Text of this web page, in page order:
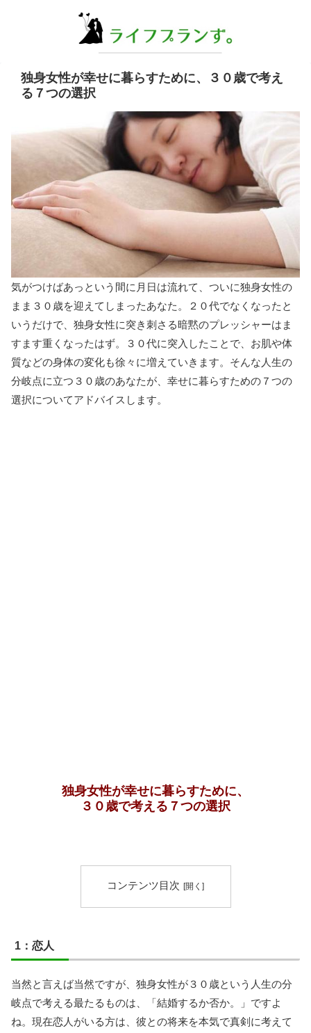
独身女性が幸せに暮らすために、３０歳で考え
る７つの選択
気がつけばあっという間に月日は流れて、ついに独身女性の
まま３０歳を迎えてしまったあなた。２０代でなくなったと
いうだけで、独身女性に突き刺さる暗黙のプレッシャーはま
すます重くなったはず。３０代に突入したことで、お肌や体
質などの身体の変化も徐々に増えていきます。そんな人生の
分岐点に立つ３０歳のあなたが、幸せに暮らすための７つの
選択についてアドバイスします。
独身女性が幸せに暮らすために、
３０歳で考える７つの選択
コンテンツ目次
1：恋人
当然と言えば当然ですが、独身女性が３０歳という人生の分
岐点で考える最たるものは、「結婚するか否か。」ですよ
ね。現在恋人がいる方は、彼との将来を本気で真剣に考えて